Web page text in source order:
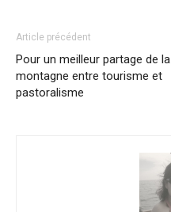
Article précédent
Pour un meilleur partage de la
montagne entre tourisme et
pastoralisme